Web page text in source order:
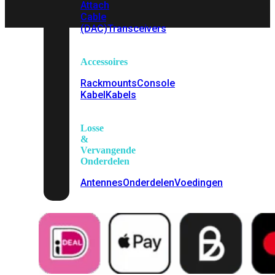
Attach
Cable
(DAC)Transceivers
Accessoires
RackmountsConsole
KabelKabels
Losse
&
Vervangende
Onderdelen
AntennesOnderdelenVoedingen